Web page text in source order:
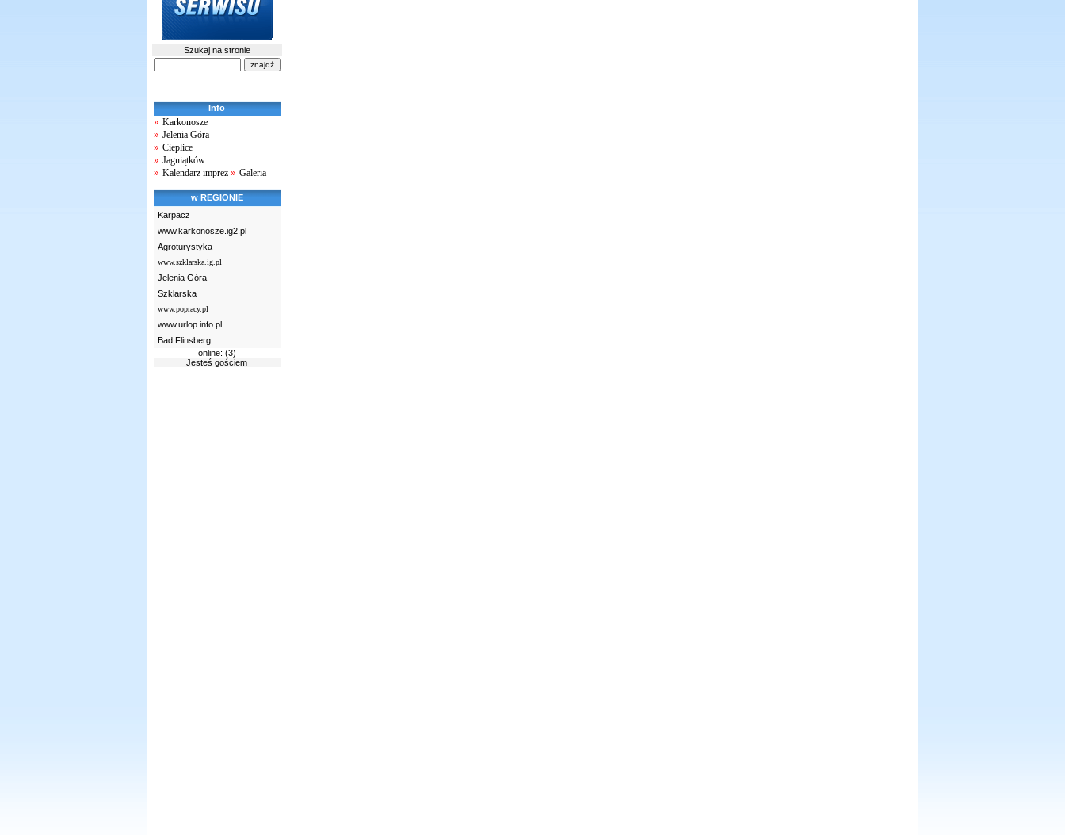
Szukaj na stronie
Info
» Karkonosze
» Jelenia Góra
» Cieplice
» Jagniątków
» Kalendarz imprez » Galeria
w REGIONIE
Karpacz
www.karkonosze.ig2.pl
Agroturystyka
www.szklarska.ig.pl
Jelenia Góra
Szklarska
www.popracy.pl
www.urlop.info.pl
Bad Flinsberg
online: (3)
Jesteś gościem